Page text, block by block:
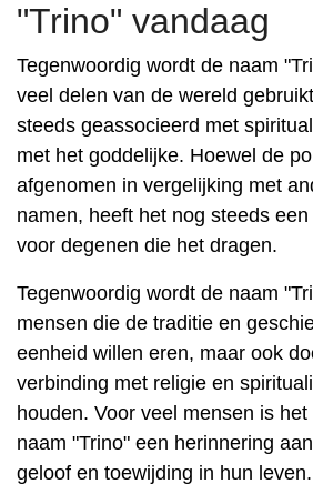
"Trino" vandaag
Tegenwoordig wordt de naam
veel delen van de wereld
steeds geassocieerd met
met het goddelijke. Hoewel de
afgenomen in vergelijking met
namen, heeft het nog steeds
voor degenen die het dragen.
Tegenwoordig wordt de naam
mensen die de traditie en
eenheid willen eren, maar ook
verbinding met religie en
houden. Voor veel mensen is
naam "Trino" een herinnering
geloof en toewijding in hun leven.